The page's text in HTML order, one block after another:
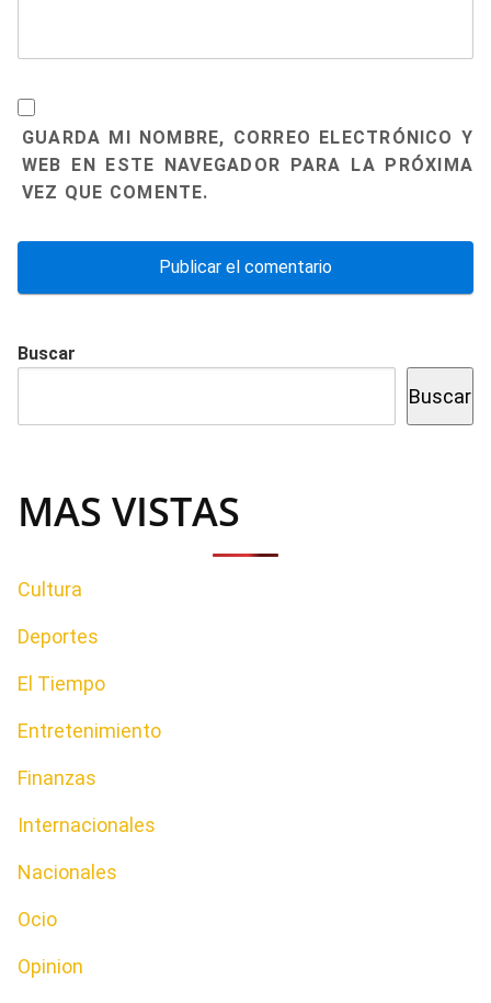
GUARDA MI NOMBRE, CORREO ELECTRÓNICO Y
WEB EN ESTE NAVEGADOR PARA LA PRÓXIMA
VEZ QUE COMENTE.
Buscar
Buscar
MAS VISTAS
Cultura
Deportes
El Tiempo
Entretenimiento
Finanzas
Internacionales
Nacionales
Ocio
Opinion